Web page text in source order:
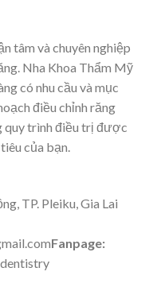
tâm và chuyên nghiệp
Nha Khoa Thẩm Mỹ
có nhu cầu và mục
điều chỉnh răng
quy trình điều trị được
của bạn.
TP. Pleiku, Gia Lai
Fanpage: